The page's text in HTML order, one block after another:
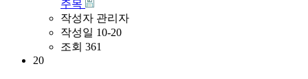
주목
작성자 관리자
작성일 10-20
조회 361
20